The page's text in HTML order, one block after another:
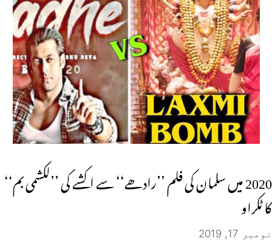
2020 میں سلمان کی فلم ’’رادھے‘‘ سے اکشے کی ’’لکشمی بم‘‘
کا ٹکراو
نومبر 17, 2019